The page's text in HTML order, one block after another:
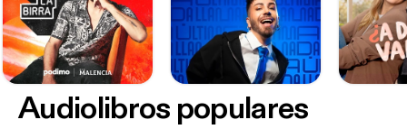
Audiolibros populares